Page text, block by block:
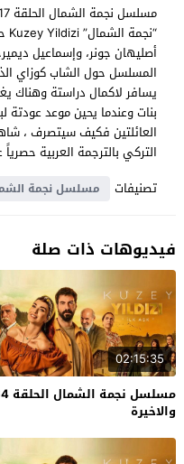
أصليهان جونر، وإسماعيل
المسلسل حول الشاب كوزاي
يسافر لاكمال دراستة وهناك
بنات وعندما يحين موعد عودتة
التركي بالترجمة العربية
تصنيفات
مسلسل نجمة
فيديوهات ذات صلة
02:15:35
مسلسل
والاخيرة